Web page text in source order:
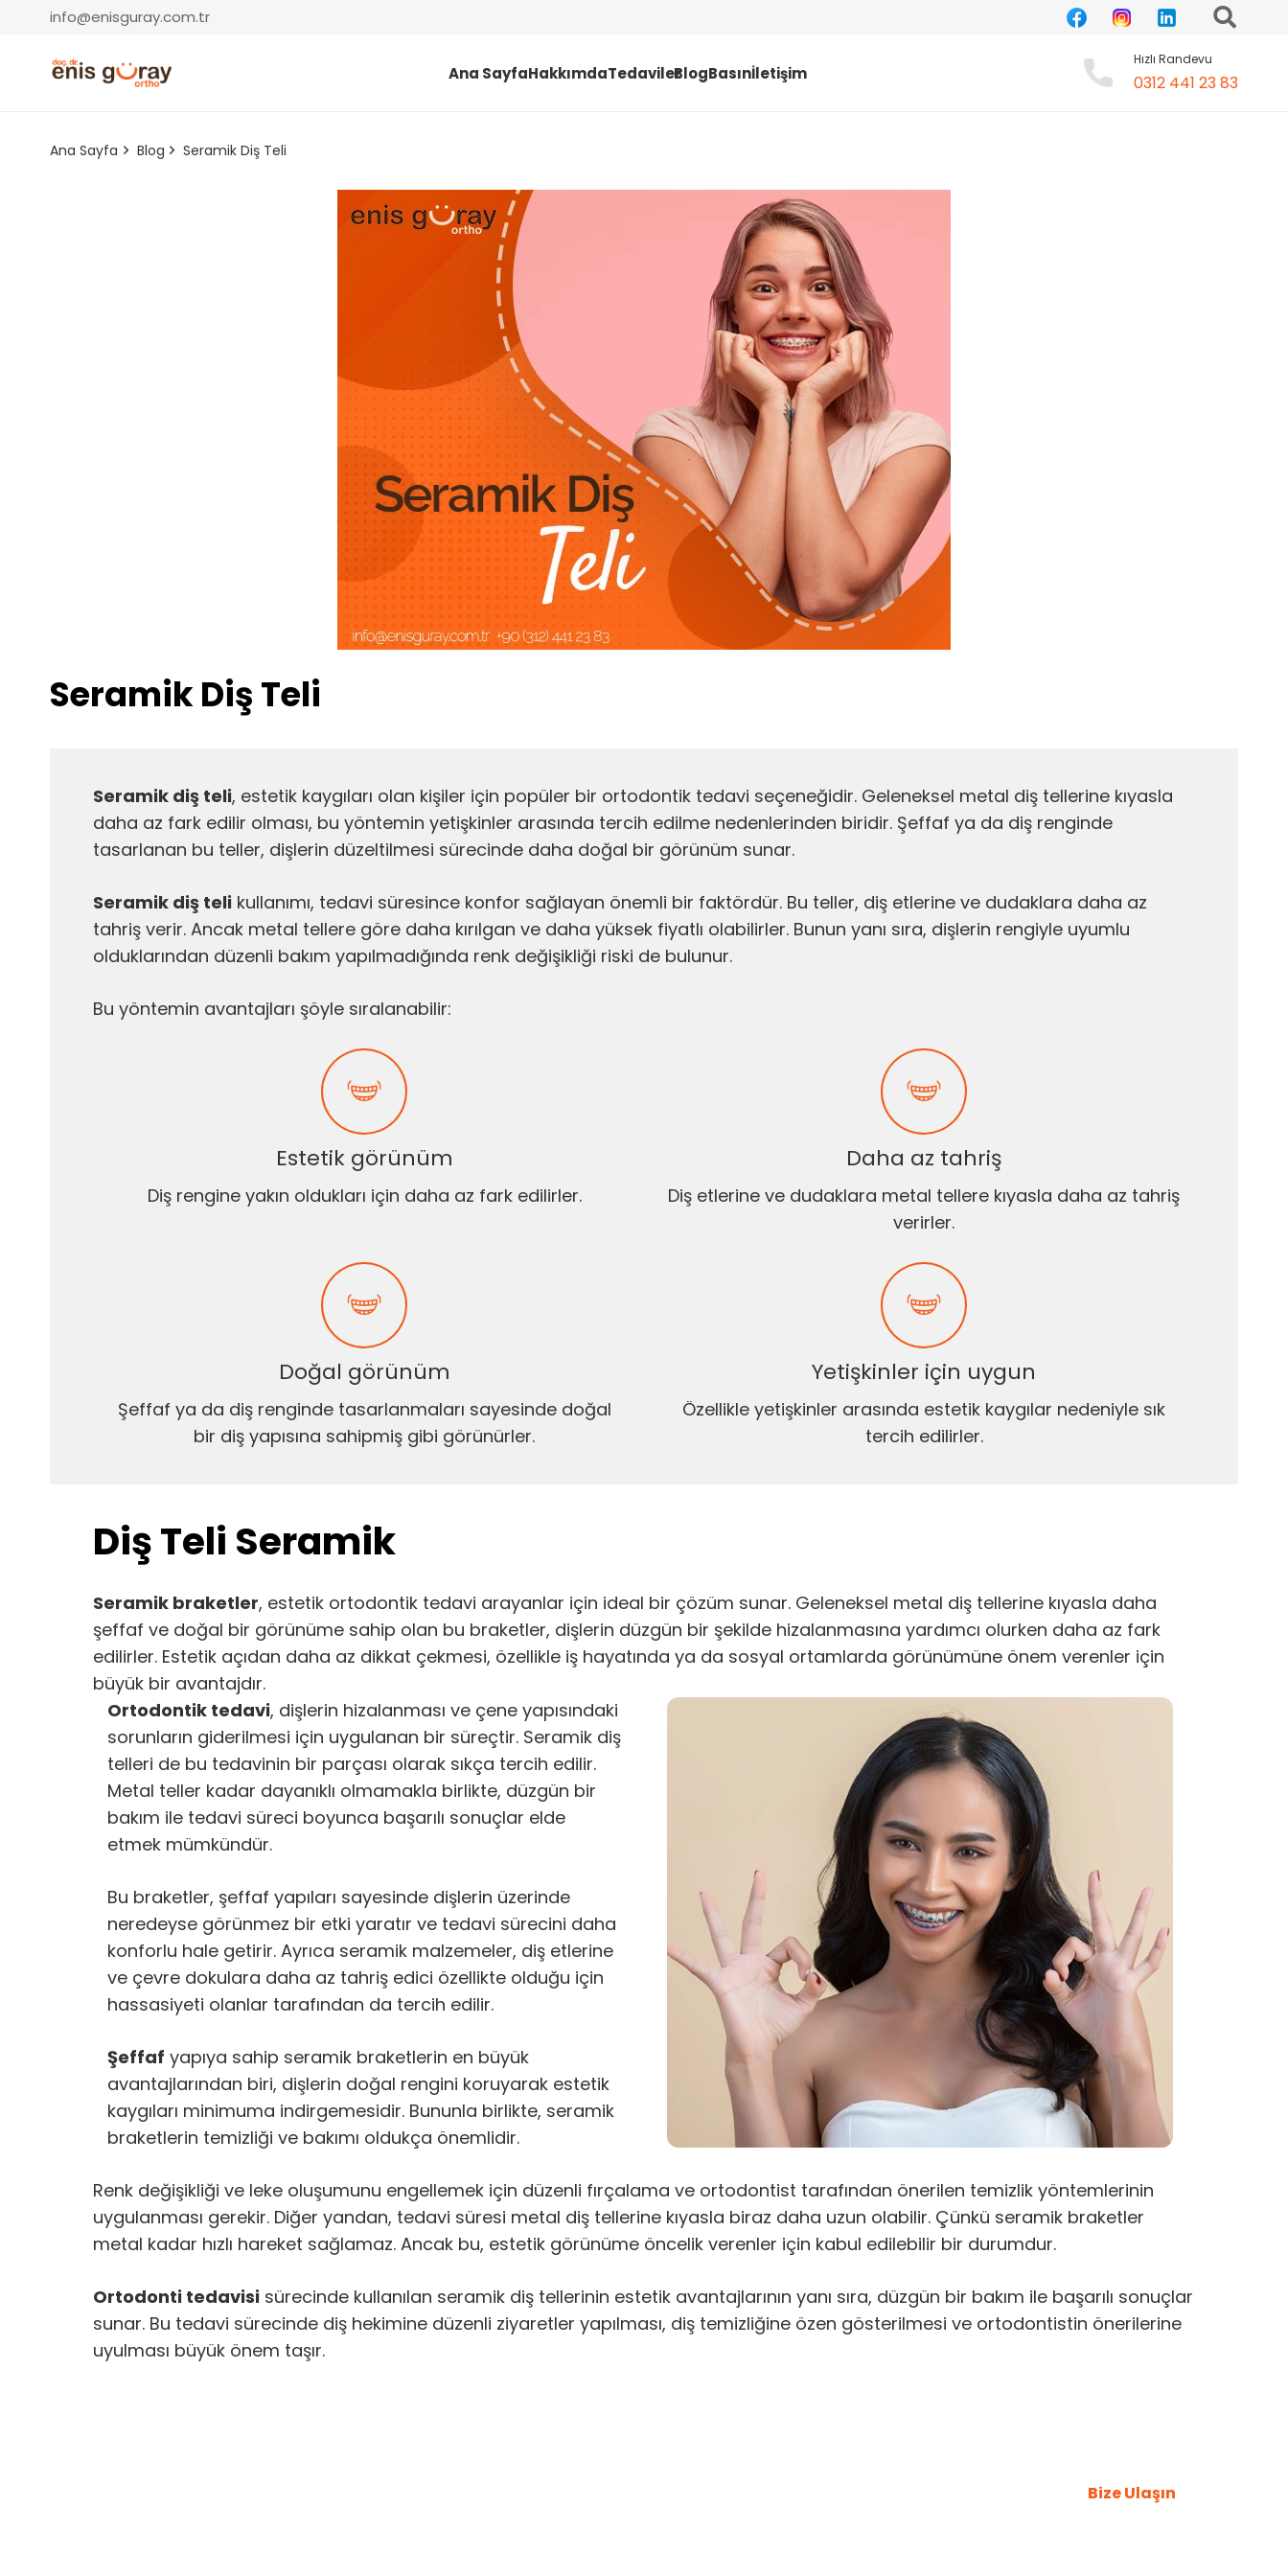
info@enisguray.com.tr
Ana SayfaHakkımdaTedavilerBlogBasınİletişim
Hızlı Randevu
0312 441 23 83
Ana Sayfa Blog Seramik Diş Teli
Seramik Diş Teli
Seramik diş teli, estetik kaygıları olan kişiler için popüler bir ortodontik tedavi seçeneğidir. Geleneksel metal diş tellerine kıyasla
daha az fark edilir olması, bu yöntemin yetişkinler arasında tercih edilme nedenlerinden biridir. Şeffaf ya da diş renginde
tasarlanan bu teller, dişlerin düzeltilmesi sürecinde daha doğal bir görünüm sunar.
Seramik diş teli kullanımı, tedavi süresince konfor sağlayan önemli bir faktördür. Bu teller, diş etlerine ve dudaklara daha az
tahriş verir. Ancak metal tellere göre daha kırılgan ve daha yüksek fiyatlı olabilirler. Bunun yanı sıra, dişlerin rengiyle uyumlu
olduklarından düzenli bakım yapılmadığında renk değişikliği riski de bulunur.
Bu yöntemin avantajları şöyle sıralanabilir:
Estetik görünüm
Diş rengine yakın oldukları için daha az fark edilirler.
Daha az tahriş
Diş etlerine ve dudaklara metal tellere kıyasla daha az tahriş
verirler.
Doğal görünüm
Şeffaf ya da diş renginde tasarlanmaları sayesinde doğal
bir diş yapısına sahipmiş gibi görünürler.
Yetişkinler için uygun
Özellikle yetişkinler arasında estetik kaygılar nedeniyle sık
tercih edilirler.
Diş Teli Seramik
Seramik braketler, estetik ortodontik tedavi arayanlar için ideal bir çözüm sunar. Geleneksel metal diş tellerine kıyasla daha
şeffaf ve doğal bir görünüme sahip olan bu braketler, dişlerin düzgün bir şekilde hizalanmasına yardımcı olurken daha az fark
edilirler. Estetik açıdan daha az dikkat çekmesi, özellikle iş hayatında ya da sosyal ortamlarda görünümüne önem verenler için
büyük bir avantajdır.
Ortodontik tedavi, dişlerin hizalanması ve çene yapısındaki
sorunların giderilmesi için uygulanan bir süreçtir. Seramik diş
telleri de bu tedavinin bir parçası olarak sıkça tercih edilir.
Metal teller kadar dayanıklı olmamakla birlikte, düzgün bir
bakım ile tedavi süreci boyunca başarılı sonuçlar elde
etmek mümkündür.
Bu braketler, şeffaf yapıları sayesinde dişlerin üzerinde
neredeyse görünmez bir etki yaratır ve tedavi sürecini daha
konforlu hale getirir. Ayrıca seramik malzemeler, diş etlerine
ve çevre dokulara daha az tahriş edici özellikte olduğu için
hassasiyeti olanlar tarafından da tercih edilir.
Şeffaf yapıya sahip seramik braketlerin en büyük
avantajlarından biri, dişlerin doğal rengini koruyarak estetik
kaygıları minimuma indirgemesidir. Bununla birlikte, seramik
braketlerin temizliği ve bakımı oldukça önemlidir.
Renk değişikliği ve leke oluşumunu engellemek için düzenli fırçalama ve ortodontist tarafından önerilen temizlik yöntemlerinin
uygulanması gerekir. Diğer yandan, tedavi süresi metal diş tellerine kıyasla biraz daha uzun olabilir. Çünkü seramik braketler
metal kadar hızlı hareket sağlamaz. Ancak bu, estetik görünüme öncelik verenler için kabul edilebilir bir durumdur.
Ortodonti tedavisi sürecinde kullanılan seramik diş tellerinin estetik avantajlarının yanı sıra, düzgün bir bakım ile başarılı sonuçlar
sunar. Bu tedavi sürecinde diş hekimine düzenli ziyaretler yapılması, diş temizliğine özen gösterilmesi ve ortodontistin önerilerine
uyulması büyük önem taşır.
Bize Ulaşın